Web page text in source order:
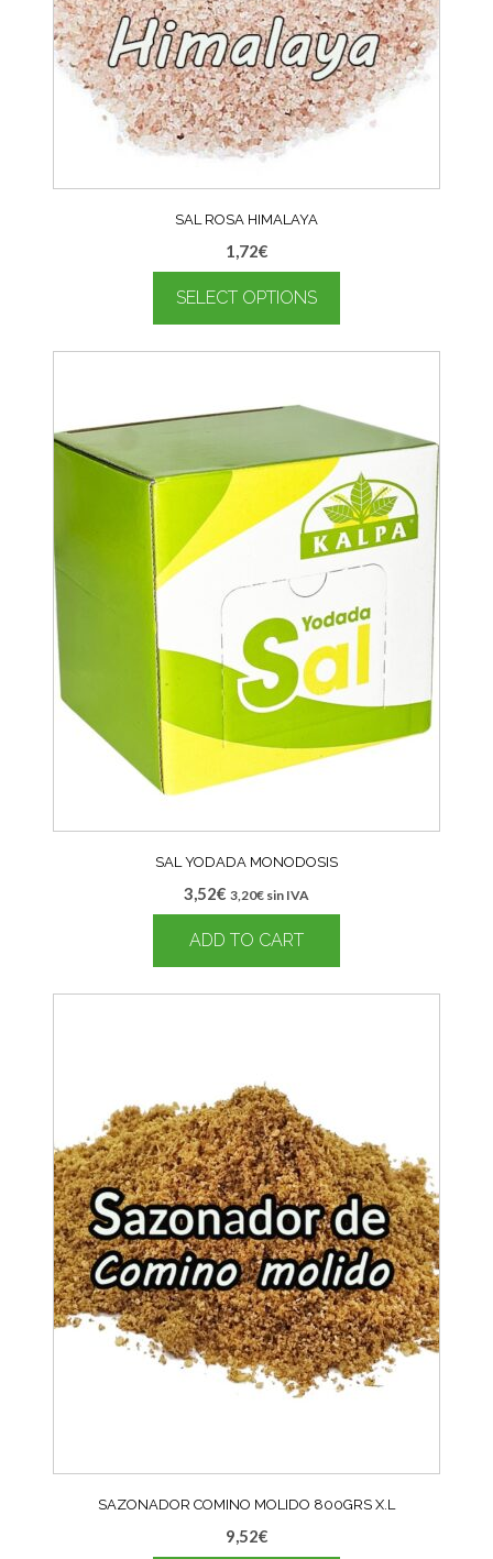
SAL ROSA HIMALAYA
1,72€
SELECT OPTIONS
SAL YODADA MONODOSIS
3,52€ 3,20€ sin IVA
ADD TO CART
SAZONADOR COMINO MOLIDO 800GRS X.L
9,52€